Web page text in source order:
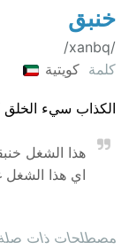
خنبق
/xanbq/
كلمة كويتية
الكذاب سيء الخلق
هذا الشغل
اي هذا الشغل
مصطلحات ذات